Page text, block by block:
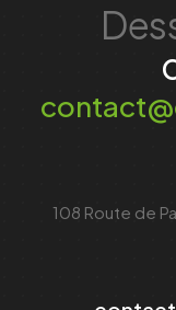
108 Route de